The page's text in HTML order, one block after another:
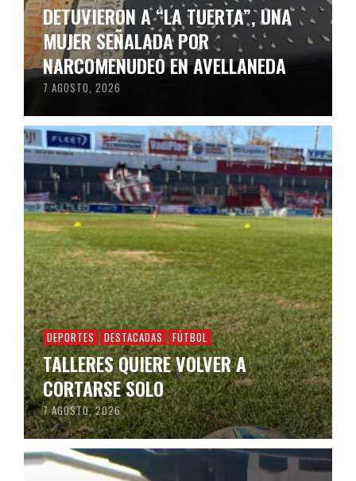
DETUVIERON A “LA TUERTA”, UNA
MUJER SEÑALADA POR
NARCOMENUDEO EN AVELLANEDA
7 AGOSTO, 2026
DEPORTES DESTACADAS FÚTBOL
TALLERES QUIERE VOLVER A
CORTARSE SOLO
7 AGOSTO, 2026